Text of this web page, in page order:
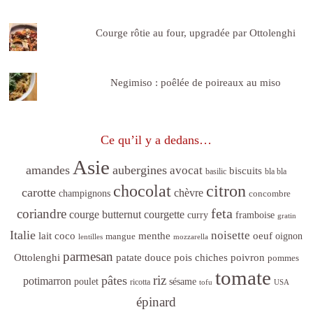
Courge rôtie au four, upgradée par Ottolenghi
Negimiso : poêlée de poireaux au miso
Ce qu’il y a dedans…
amandes Asie aubergines avocat basilic biscuits bla bla
carotte champignons chocolat chèvre citron concombre
coriandre courge butternut courgette curry feta framboise gratin
Italie lait coco lentilles mangue menthe mozzarella noisette oeuf oignon
Ottolenghi parmesan patate douce pois chiches poivron pommes
potimarron poulet pâtes ricotta riz sésame tofu tomate USA
épinard